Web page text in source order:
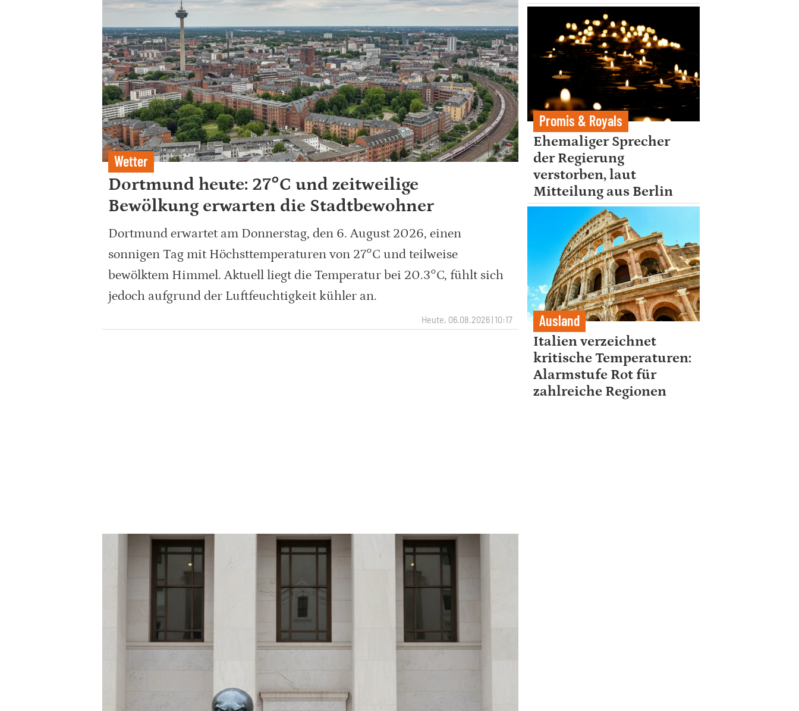
Wetter
Dortmund heute: 27°C und zeitweilige
Bewölkung erwarten die Stadtbewohner
Dortmund erwartet am Donnerstag, den 6. August 2026, einen
sonnigen Tag mit Höchsttemperaturen von 27°C und teilweise
bewölktem Himmel. Aktuell liegt die Temperatur bei 20.3°C, fühlt sich
jedoch aufgrund der Luftfeuchtigkeit kühler an.
Heute, 06.08.2026 | 10:17
Promis & Royals
Ehemaliger Sprecher
der Regierung
verstorben, laut
Mitteilung aus Berlin
Ausland
Italien verzeichnet
kritische Temperaturen:
Alarmstufe Rot für
zahlreiche Regionen